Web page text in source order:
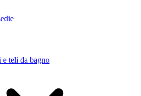
e teli da bagno